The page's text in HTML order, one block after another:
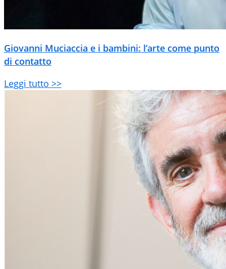
Giovanni Muciaccia e i bambini: l’arte come punto
di contatto
Leggi tutto >>